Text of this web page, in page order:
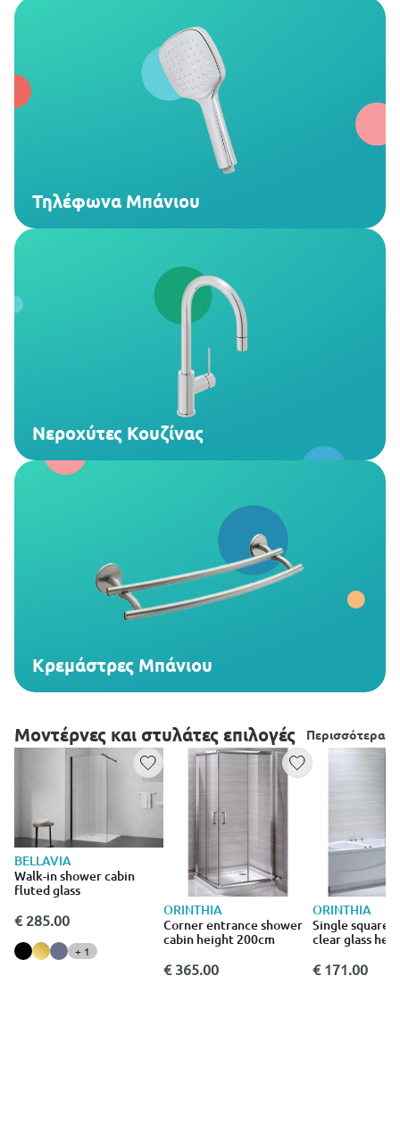
Τηλέφωνα Μπάνιου
Νεροχύτες Κουζίνας
Κρεμάστρες Μπάνιου
Μοντέρνες και στυλάτες επιλογές Περισσότερα
BELLAVIA
Walk-in shower cabin
fluted glass
€ 285.00
+ 1
ORINTHIA
Corner entrance shower
cabin height 200cm
€ 365.00
ORINTHIA
Single square
clear glass
€ 171.00